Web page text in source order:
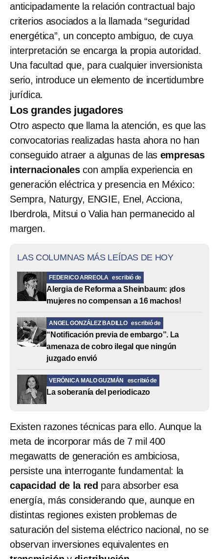
anticipadamente la relación contractual bajo
criterios asociados a la llamada “seguridad
energética”, un concepto ambiguo, de cuya
interpretación se encarga la propia autoridad.
Una facultad que, para cualquier inversionista
serio, introduce un elemento de incertidumbre
jurídica.
Los grandes jugadores
Otro aspecto que llama la atención, es que las
convocatorias realizadas hasta ahora no han
conseguido atraer a algunas de las empresas
internacionales con amplia experiencia en
generación eléctrica y presencia en México:
Sempra, Naturgy, ENGIE, Enel, Acciona,
Iberdrola, Mitsui o Valia han permanecido al
margen.
LAS COLUMNAS MÁS LEÍDAS DE HOY
FEDERICO ARREOLA escribió de
Alergia de Reforma a Sheinbaum: ¡dos
mujeres no compensan a 16 machos!
ANGEL GONZÁLEZ BADILLO escribió de
“Notificación previa de embargo”. La
amenaza de cobro ilegal que ningún
juzgado envió
VERÓNICA MALO GUZMÁN escribió de
La soberanía del periodicazo
Existen razones técnicas para ello. Aunque la
meta de incorporar más de 7 mil 400
megawatts de generación es ambiciosa,
persiste una interrogante fundamental: la
capacidad de la red para absorber esa
energía, más considerando que, aunque en
distintas regiones existen problemas de
saturación del sistema eléctrico nacional, no se
observan inversiones equivalentes en